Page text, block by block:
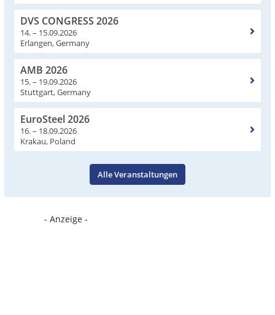
DVS CONGRESS 2026
14. – 15.09.2026
Erlangen, Germany
AMB 2026
15. – 19.09.2026
Stuttgart, Germany
EuroSteel 2026
16. – 18.09.2026
Krakau, Poland
Alle Veranstaltungen
- Anzeige -